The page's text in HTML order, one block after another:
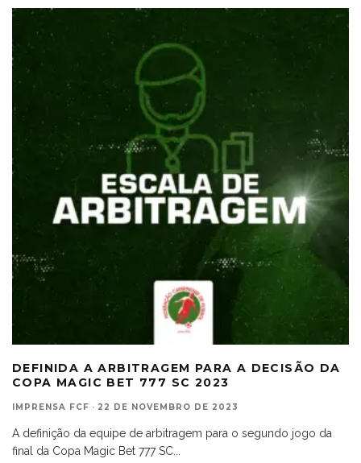
DEFINIDA A ARBITRAGEM PARA A DECISÃO DA
COPA MAGIC BET 777 SC 2023
IMPRENSA FCF · 22 DE NOVEMBRO DE 2023
A definição da equipe de arbitragem para o segundo jogo da
final da Copa Magic Bet 777 SC